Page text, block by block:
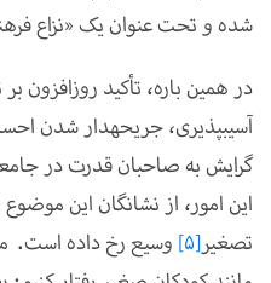
شده و تحت عنوان یک «نزاع
در همین باره، تأکید روزافزون
آسیب­پذیری، جریحه­دار شدن
گرایش به صاحبان قدرت در
این امور، از نشانگان این
تصغیر[5] وسیع رخ داده است.